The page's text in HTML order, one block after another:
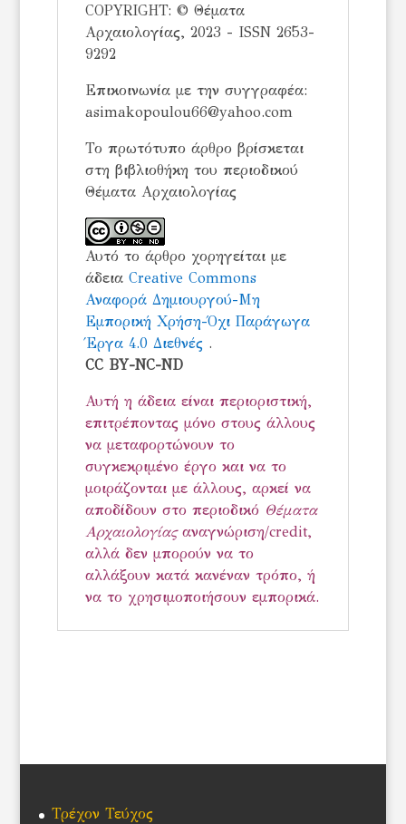
COPYRIGHT: © Θέματα
Αρχαιολογίας, 2023 - ISSN 2653-
9292
Επικοινωνία με την συγγραφέα:
asimakopoulou66@yahoo.com
Το πρωτότυπο άρθρο βρίσκεται
στη βιβλιοθήκη του περιοδικού
Θέματα Αρχαιολογίας
Αυτό το άρθρο χορηγείται με
άδεια Creative Commons
Αναφορά Δημιουργού-Μη
Εμπορική Χρήση-Όχι Παράγωγα
Έργα 4.0 Διεθνές .
CC BY-NC-ND
Αυτή η άδεια είναι περιοριστική,
επιτρέποντας μόνο στους άλλους
να μεταφορτώνουν το
συγκεκριμένο έργο και να το
μοιράζονται με άλλους, αρκεί να
αποδίδουν στο περιοδικό Θέματα
Αρχαιολογίαςαναγνώριση/credit,
αλλά δεν μπορούν να το
αλλάξουν κατά κανέναν τρόπο, ή
να το χρησιμοποιήσουν εμπορικά.
Τρέχον Τεύχος